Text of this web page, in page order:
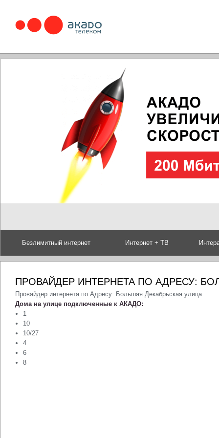
Безлимитный интернет Интернет + ТВ
ПРОВАЙДЕР ИНТЕРНЕТА ПО АДРЕСУ:
Провайдер интернета по Адресу: Большая Декабрьская улица
Дома на улице подключенные к АКАДО:
1
10
10/27
4
6
8